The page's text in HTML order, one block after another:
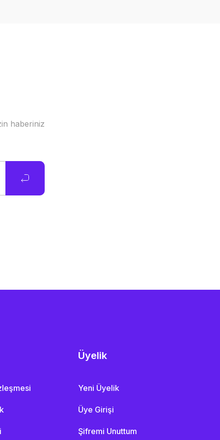
haberiniz
Üyelik
Yeni Üyelik
Üye Girişi
Şifremi Unuttum